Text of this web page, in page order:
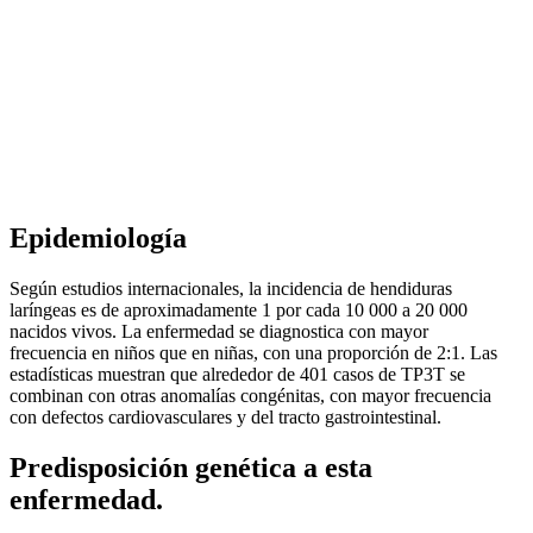
Epidemiología
Según estudios internacionales, la incidencia de hendiduras
laríngeas es de aproximadamente 1 por cada 10 000 a 20 000
nacidos vivos. La enfermedad se diagnostica con mayor
frecuencia en niños que en niñas, con una proporción de 2:1. Las
estadísticas muestran que alrededor de 401 casos de TP3T se
combinan con otras anomalías congénitas, con mayor frecuencia
con defectos cardiovasculares y del tracto gastrointestinal.
Predisposición genética a esta
enfermedad.